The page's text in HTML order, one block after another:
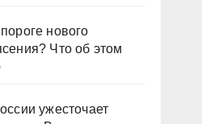
нового
Что об этом
ужесточает